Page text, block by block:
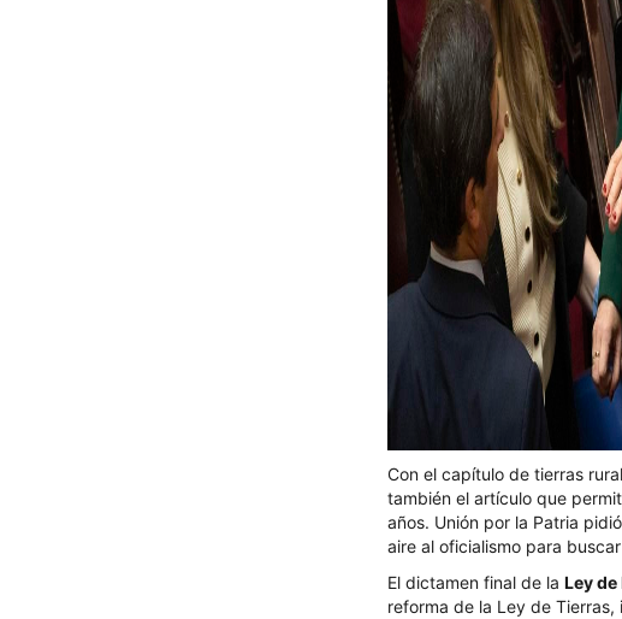
Con el capítulo de tierras
también el artículo que
años. Unión por la Patria
aire al oficialismo para
El dictamen final de la Ley
reforma de la Ley de